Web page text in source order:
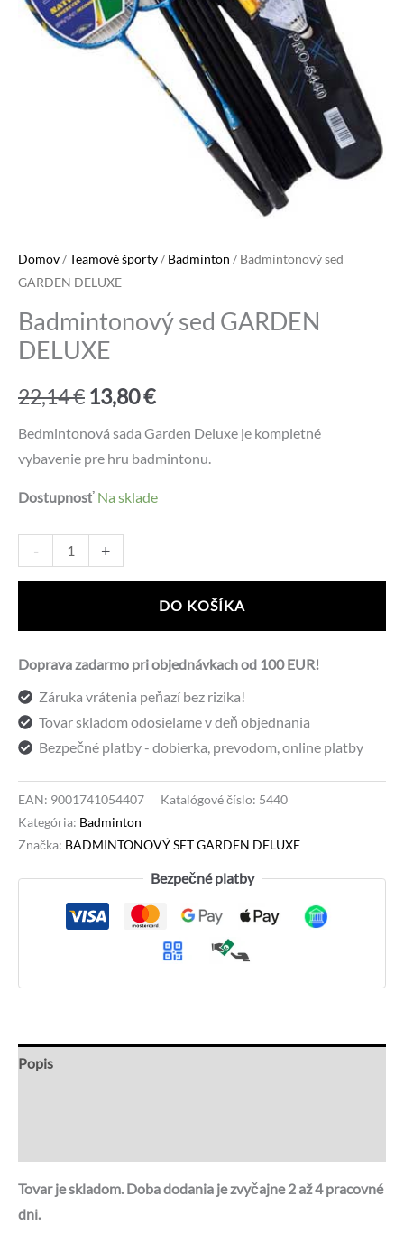
Domov/Teamové športy/ Badminton / Badmintonový sed
GARDEN DELUXE
Badmintonový sed GARDEN
DELUXE
22,14€ Pôvodná
cena
13,80€Aktuálna
cena
Bedmintonová sada Garden Deluxe je kompletné
vybavenie pre hru badmintonu.
Dostupnosť Na sklade
-
množstvo
Badmintonový
+
DO KOŠÍKA
Doprava zadarmo pri objednávkach od 100 EUR!
Záruka vrátenia peňazí bez rizika!
Tovar skladom odosielame v deň objednania
Bezpečné platby - dobierka, prevodom, online platby
EAN: 9001741054407 Katalógové číslo: 5440
Kategória: Badminton
Značka: BADMINTONOVÝ SET GARDEN DELUXE
Bezpečné platby
Popis
Tovar je skladom. Doba dodania je zvyčajne 2 až 4 pracovné
dni.